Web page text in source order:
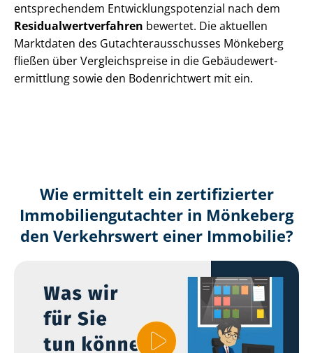
entsprechendem Ent­wick­lungs­po­ten­zi­al nach dem
Re­si­du­al­wert­ver­fah­ren bewertet. Die aktuellen
Marktdaten des Gut­ach­ter­aus­schus­ses Mönkeberg
fließen über Ver­gleichs­prei­se in die Ge­bäu­de­wert­
ermitt­lung sowie den Bodenrichtwert mit ein.
Wie ermittelt ein zertifizierter
Immobilien­gutachter in Mönkeberg
den Verkehrswert einer Immobilie?